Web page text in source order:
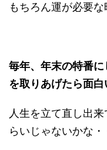
もちろん運が必要な
毎年、年末の特番
を取りあげたら面白
人生を立て直し出
らいじゃないかな・